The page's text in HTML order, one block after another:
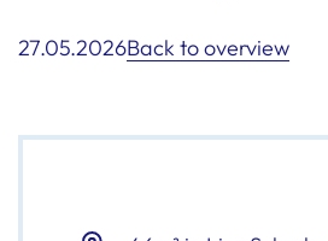
27.05.2026Back to overview